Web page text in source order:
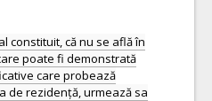
constituit, că nu se află în
poate fi demonstrată
care probează
de rezidență, urmează sa